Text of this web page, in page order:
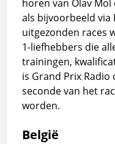
horen van Olav Mol
als bijvoorbeeld via
uitgezonden races
1-liefhebbers die
trainingen,
is Grand Prix Radio
seconde van het
worden.
België